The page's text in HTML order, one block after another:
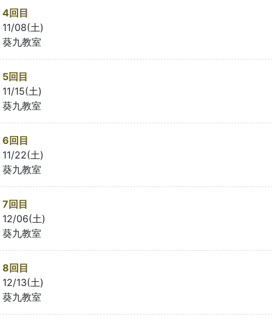
4回目
11/08(土)
葵九教室
5回目
11/15(土)
葵九教室
6回目
11/22(土)
葵九教室
7回目
12/06(土)
葵九教室
8回目
12/13(土)
葵九教室